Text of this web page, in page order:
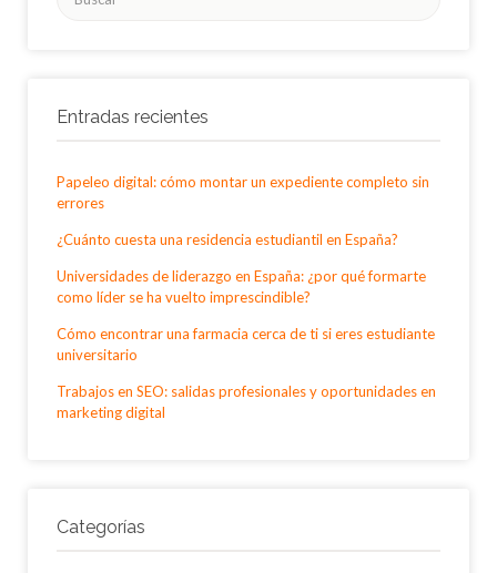
Entradas recientes
Papeleo digital: cómo montar un expediente completo sin
errores
¿Cuánto cuesta una residencia estudiantil en España?
Universidades de liderazgo en España: ¿por qué formarte
como líder se ha vuelto imprescindible?
Cómo encontrar una farmacia cerca de ti si eres estudiante
universitario
Trabajos en SEO: salidas profesionales y oportunidades en
marketing digital
Categorías